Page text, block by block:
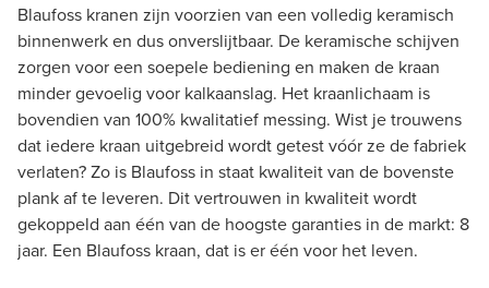
Blaufoss kranen zijn voorzien van een volledig keramisch
binnenwerk en dus onverslijtbaar. De keramische schijven
zorgen voor een soepele bediening en maken de kraan
minder gevoelig voor kalkaanslag. Het kraanlichaam is
bovendien van 100% kwalitatief messing. Wist je trouwens
dat iedere kraan uitgebreid wordt getest vóór ze de fabriek
verlaten? Zo is Blaufoss in staat kwaliteit van de bovenste
plank af te leveren. Dit vertrouwen in kwaliteit wordt
gekoppeld aan één van de hoogste garanties in de markt: 8
jaar. Een Blaufoss kraan, dat is er één voor het leven.